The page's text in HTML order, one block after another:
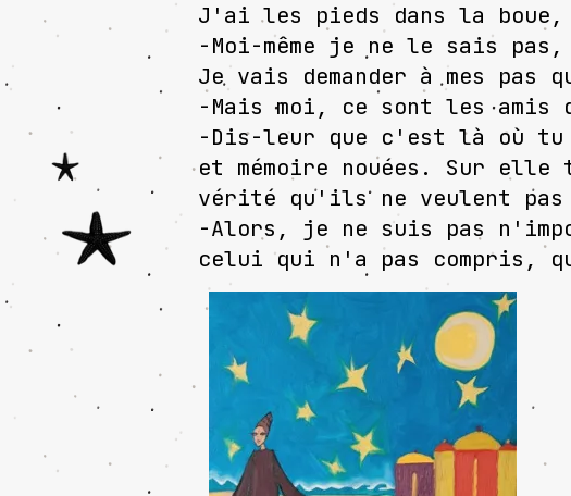
J'ai les pieds dans la boue,
-Moi-même je ne le sais
Je vais demander à mes
-Mais moi, ce sont les amis
-Dis-leur que c'est là où
et mémoire nouées. Sur
vérité qu'ils ne veulent pas
-Alors, je ne suis pas
celui qui n'a pas